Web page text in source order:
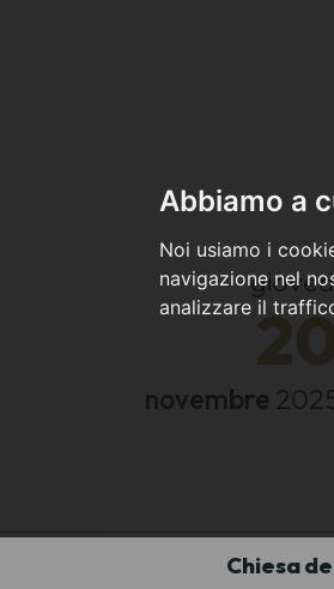
Abbiamo a
Noi usiamo i
navigazione nel
analizzare il
novembre
Chiesa